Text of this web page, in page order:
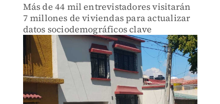
Más de 44 mil entrevistadores visitarán
7 millones de viviendas para actualizar
datos sociodemográficos clave